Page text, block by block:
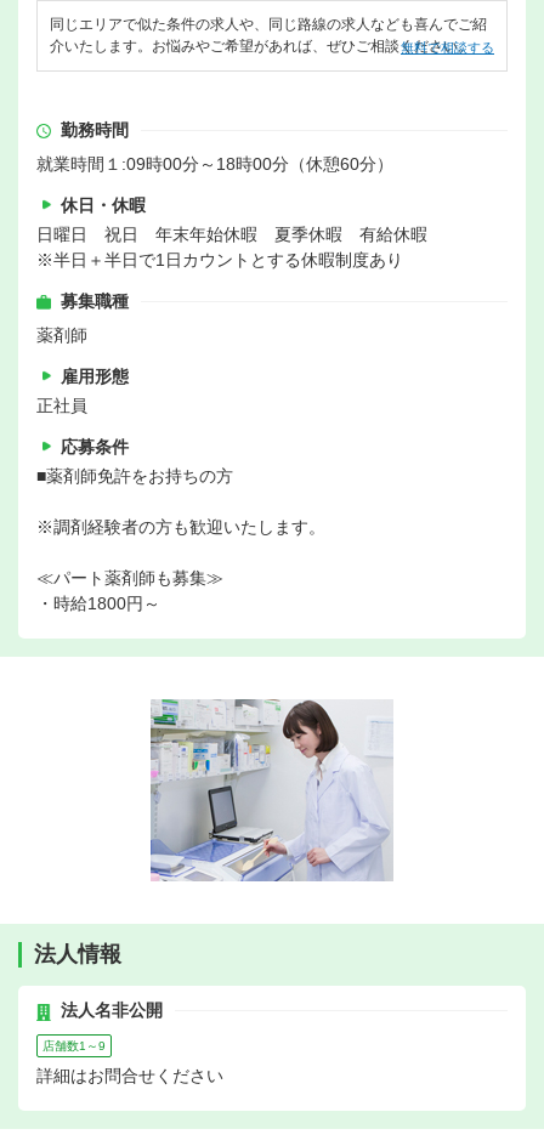
同じエリアで似た条件の求人や、同じ路線の求人なども喜んでご紹
介いたします。お悩みやご希望があれば、ぜひご相談ください。
無料で相談する
勤務時間
就業時間１:09時00分～18時00分（休憩60分）
休日・休暇
日曜日 祝日 年末年始休暇 夏季休暇 有給休暇
※半日＋半日で1日カウントとする休暇制度あり
募集職種
薬剤師
雇用形態
正社員
応募条件
■薬剤師免許をお持ちの方
※調剤経験者の方も歓迎いたします。
≪パート薬剤師も募集≫
・時給1800円～
法人情報
法人名非公開
店舗数1～9
詳細はお問合せください